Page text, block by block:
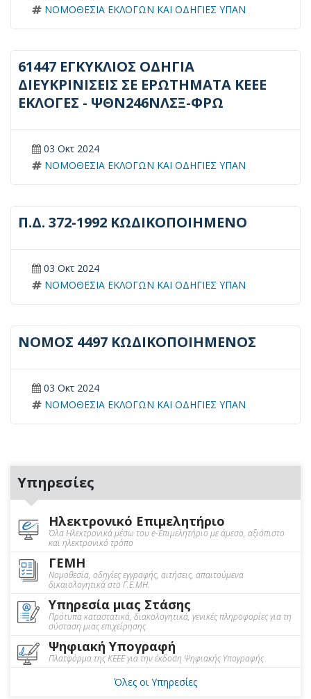
ΝΟΜΟΘΕΣΙΑ ΕΚΛΟΓΩΝ ΚΑΙ ΟΔΗΓΙΕΣ ΥΠΑΝ
61447 ΕΓΚΥΚΛΙΟΣ ΟΔΗΓΙΑ
ΔΙΕΥΚΡΙΝΙΣΕΙΣ ΣΕ ΕΡΩΤΗΜΑΤΑ ΚΕΕΕ
ΕΚΛΟΓΕΣ - ΨΘΝ246ΝΛΣΞ-ΦΡΩ
03 Οκτ 2024
ΝΟΜΟΘΕΣΙΑ ΕΚΛΟΓΩΝ ΚΑΙ ΟΔΗΓΙΕΣ ΥΠΑΝ
Π.Δ. 372-1992 ΚΩΔΙΚΟΠΟΙΗΜΕΝΟ
03 Οκτ 2024
ΝΟΜΟΘΕΣΙΑ ΕΚΛΟΓΩΝ ΚΑΙ ΟΔΗΓΙΕΣ ΥΠΑΝ
ΝΟΜΟΣ 4497 ΚΩΔΙΚΟΠΟΙΗΜΕΝΟΣ
03 Οκτ 2024
ΝΟΜΟΘΕΣΙΑ ΕΚΛΟΓΩΝ ΚΑΙ ΟΔΗΓΙΕΣ ΥΠΑΝ
Υπηρεσίες
Ηλεκτρονικό Επιμελητήριο
Όλα Ηλεκτρονικά μέσω του e-Επιμελητήριο με άμεσο, αξιόπιστο
και ηλεκτρονικό τρόπο
ΓΕΜΗ
Νομοθεσία, οδηγίες εγγραφής, αιτήσεις, απαιτούμενα
δικαιολογητικά στο Γ.Ε.ΜΗ.
Υπηρεσία μιας Στάσης
Πρότυπα καταστατικά, διακολογητικά, γενικές πληροφορίες για τη
σύσταση μιας επιχείρησης
Ψηφιακή Υπογραφή
Πλατφόρμα της ΚΕΕΕ για την έκδοση Ψηφιακής Υπογραφής
Όλες οι Υπηρεσίες